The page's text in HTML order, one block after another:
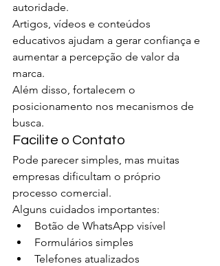
autoridade.
Artigos, vídeos e conteúdos
educativos ajudam a gerar confiança e
aumentar a percepção de valor da
marca.
Além disso, fortalecem o
posicionamento nos mecanismos de
busca.
Facilite o Contato
Pode parecer simples, mas muitas
empresas dificultam o próprio
processo comercial.
Alguns cuidados importantes:
Botão de WhatsApp visível
Formulários simples
Telefones atualizados